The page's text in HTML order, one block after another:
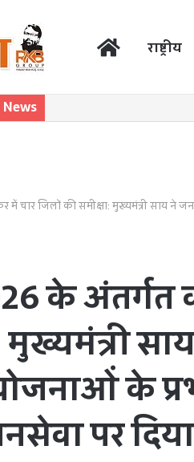
राष्ट्रीय
चार जिलों की समीक्षा: मुख्यमंत्री साय ने
के अंतर्गत
के
पर